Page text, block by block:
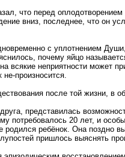
что перед
вниз, последнее, что он
с уплотнением
почему яйцо
всякие неприятности может
произносится.
после той жизни,
представилась
потребовалось 20 лет, и
ребёнок. Она поздно
пришлось выяснять